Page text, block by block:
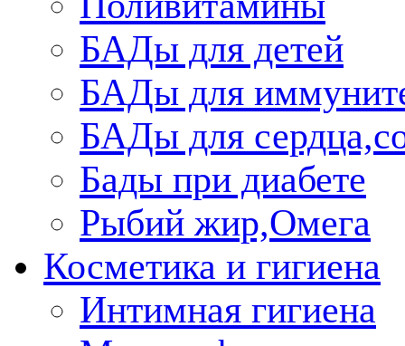
БАДы для детей
БАДы для
БАДы для
Бады при диабете
Рыбий жир,Омега
Косметика и гигиена
Интимная гигиена